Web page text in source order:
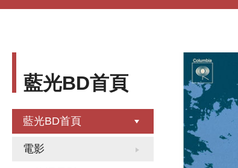
藍光BD首頁
藍光BD首頁
電影